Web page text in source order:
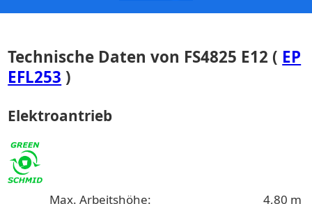
Technische Daten von FS4825 E12 ( EP
EFL253 )
Elektroantrieb
Max. Arbeitshöhe:
4,80 m